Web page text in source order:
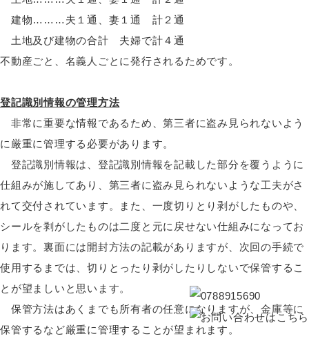
建物………夫１通、妻１通 計２通
土地及び建物の合計 夫婦で計４通
不動産ごと、名義人ごとに発行されるためです。
登記識別情報の管理方法
非常に重要な情報であるため、第三者に盗み見られないよう
に厳重に管理する必要があります。
登記識別情報は、登記識別情報を記載した部分を覆うように
仕組みが施してあり、第三者に盗み見られないような工夫がさ
れて交付されています。また、一度切りとり剥がしたものや、
シールを剥がしたものは二度と元に戻せない仕組みになってお
ります。裏面には開封方法の記載がありますが、次回の手続で
使用するまでは、切りとったり剥がしたりしないで保管するこ
とが望ましいと思います。
保管方法はあくまでも所有者の任意になりますが、金庫等に
保管するなど厳重に管理することが望まれます。